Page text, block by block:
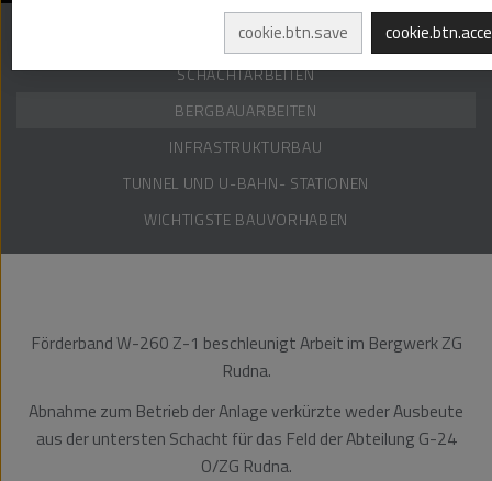
BOHRTECHNIK
SCHACHTARBEITEN
BERGBAUARBEITEN
INFRASTRUKTURBAU
TUNNEL UND U-BAHN- STATIONEN
WICHTIGSTE BAUVORHABEN
Förderband W-260 Z-1 beschleunigt Arbeit im Bergwerk ZG
Rudna.
Abnahme zum Betrieb der Anlage verkürzte weder Ausbeute
aus der untersten Schacht für das Feld der Abteilung G-24
O/ZG Rudna.
cookie.btn.save